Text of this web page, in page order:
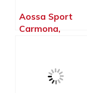
Aossa Sport
Carmona,